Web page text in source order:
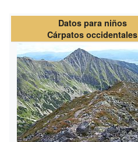
Datos para niños
Cárpatos occidentales